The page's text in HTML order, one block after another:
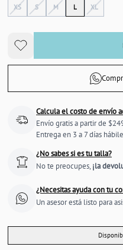
XS S M L XL
Calcula el costo de envío
Envío gratis a partir de
Entrega en 3 a 7 días
¿No sabes si es tu talla?
No te preocupes, ¡la
¿Necesitas ayuda con tu
Un asesor está listo para